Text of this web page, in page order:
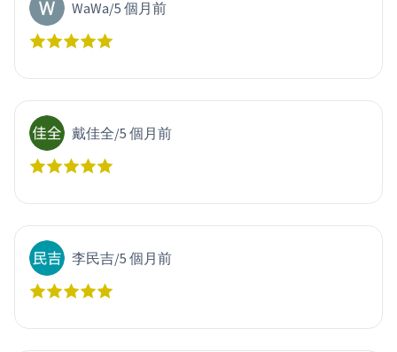
WaWa/5 個月前
戴佳全/5 個月前
李民吉/5 個月前